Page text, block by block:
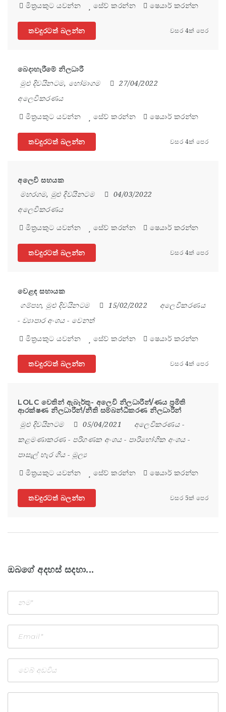
මිත්‍රයකුට යවන්න සේව් කරන්න ෂෙයාර් කරන්න
තවදුරටත් බලන්න වසර 4ක් පෙර
බෙදාහැරීමේ නිලධාරී
මුළු දිවයිනටම, හෝමාගම
27/04/2022
අලෙවිකරණය
මිත්‍රයකුට යවන්න සේව් කරන්න ෂෙයාර් කරන්න
තවදුරටත් බලන්න වසර 4ක් පෙර
අලෙවි සහයක
මහරගම, මුළු දිවයිනටම
04/03/2022
අලෙවිකරණය
මිත්‍රයකුට යවන්න සේව් කරන්න ෂෙයාර් කරන්න
තවදුරටත් බලන්න වසර 4ක් පෙර
වෙළඳ සහායක
ගම්පහ, මුළු දිවයිනටම 15/02/2022
අලෙවිකරණය
- ව්‍යාපාර අංශය- වෙනත්
මිත්‍රයකුට යවන්න සේව් කරන්න ෂෙයාර් කරන්න
තවදුරටත් බලන්න වසර 4ක් පෙර
LOLC වෙතින් ඇබෑර්තු- අලෙවි නිලධාරීන්/ණය ප්‍රමිති
ආරක්ෂණ නිලධාරීන්/නීති සම්බන්ධීකරණ නිලධාරීන්
මුළු දිවයිනටම 05/04/2021 අලෙවිකරණය-
කළමණාකරණ- පරිගණක අංශය- පාරිභෝගික අංශය-
පාසැල් හැර ගිය- මූල්‍ය
මිත්‍රයකුට යවන්න සේව් කරන්න ෂෙයාර් කරන්න
තවදුරටත් බලන්න වසර 5ක් පෙර
ඔබගේ අදහස් සදහා...